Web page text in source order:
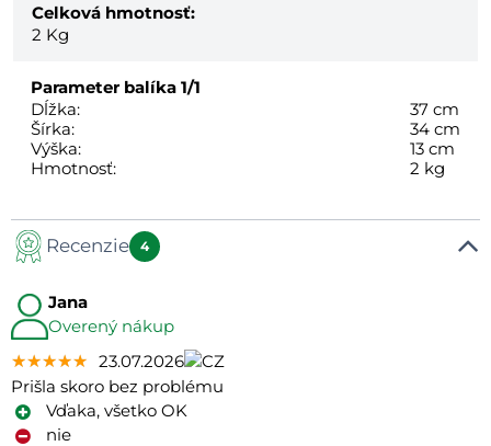
Celková hmotnosť:
2 Kg
Parameter balíka 1/1
Dĺžka:
37 cm
Šírka:
34 cm
Výška:
13 cm
Hmotnosť:
2 kg
Recenzie 4
Jana
Overený nákup
★★★★★
★★★★★
★★★★★ 23.07.2026
Prišla skoro bez problému
Vďaka, všetko OK
nie